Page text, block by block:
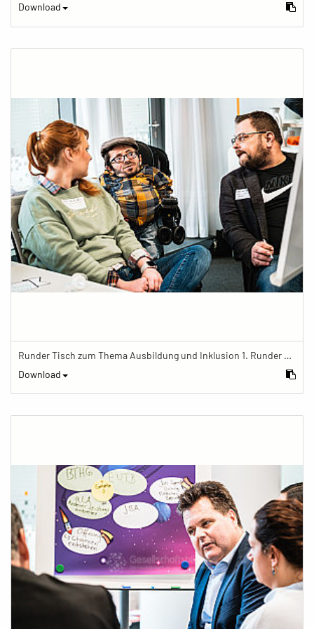
Download
Runder Tisch zum Thema Ausbildung und Inklusion 1. Runder Tisch zu Ausbildung und Inklusion von JOBinklusive
Download